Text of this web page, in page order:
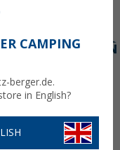
CAMPING
berger.de.
in English?